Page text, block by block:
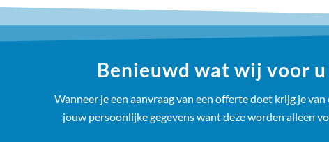
Benieuwd wat wij voor
Wanneer je een aanvraag van een offerte doet krijg je
jouw persoonlijke gegevens want deze worden alleen